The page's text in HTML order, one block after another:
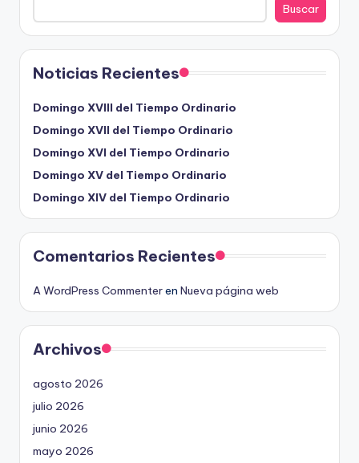
Buscar
Noticias Recientes
Domingo XVIII del Tiempo Ordinario
Domingo XVII del Tiempo Ordinario
Domingo XVI del Tiempo Ordinario
Domingo XV del Tiempo Ordinario
Domingo XIV del Tiempo Ordinario
Comentarios Recientes
A WordPress Commenteren Nueva página web
Archivos
agosto 2026
julio 2026
junio 2026
mayo 2026